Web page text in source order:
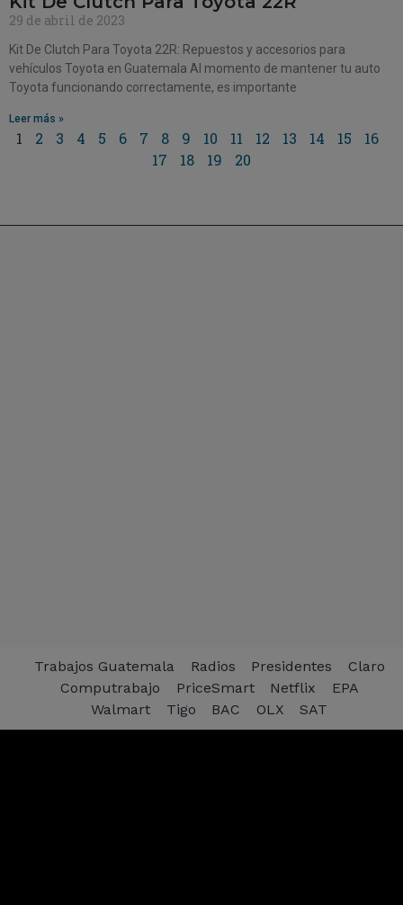
29 de abril de 2023
Kit De Clutch Para Toyota 22R: Repuestos y accesorios para
vehículos Toyota en Guatemala Al momento de mantener tu auto
Toyota funcionando correctamente, es importante
Leer más »
1 2 3 4 5 6 7 8 9 10 11 12 13 14 15
16
17
18 19 20
Trabajos Guatemala Radios Presidentes
Claro
Computrabajo
PriceSmart Netflix
EPA
Walmart
Tigo BAC OLX SAT